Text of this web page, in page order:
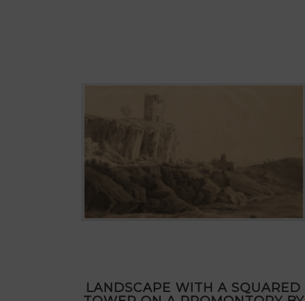
LANDSCAPE WITH A SQUARED